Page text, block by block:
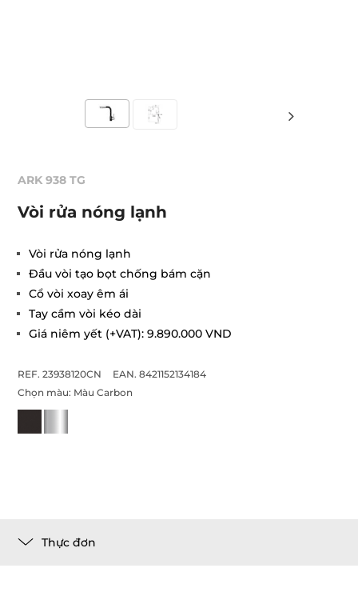
ARK 938 TG
Vòi rửa nóng lạnh
Vòi rửa nóng lạnh
Đầu vòi tạo bọt chống bám cặn
Cổ vòi xoay êm ái
Tay cầm vòi kéo dài
Giá niêm yết (+VAT): 9.890.000 VND
REF. 23938120CN
EAN. 8421152134184
Chọn màu: Màu Carbon
Thực đơn